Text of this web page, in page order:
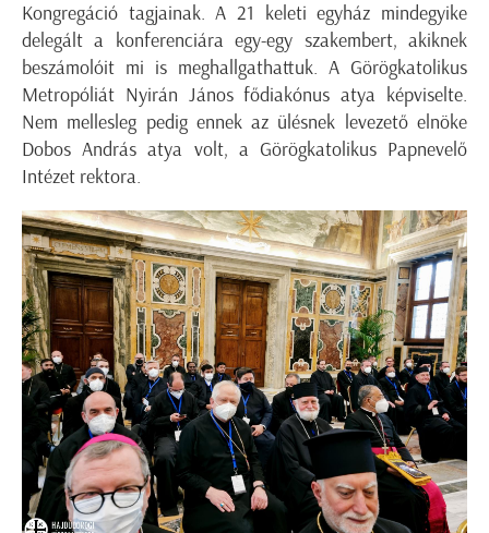
Kongregáció tagjainak. A 21 keleti egyház mindegyike
delegált a konferenciára egy-egy szakembert, akiknek
beszámolóit mi is meghallgathattuk. A Görögkatolikus
Metropóliát Nyirán János fődiakónus atya képviselte.
Nem mellesleg pedig ennek az ülésnek levezető elnöke
Dobos András atya volt, a Görögkatolikus Papnevelő
Intézet rektora.